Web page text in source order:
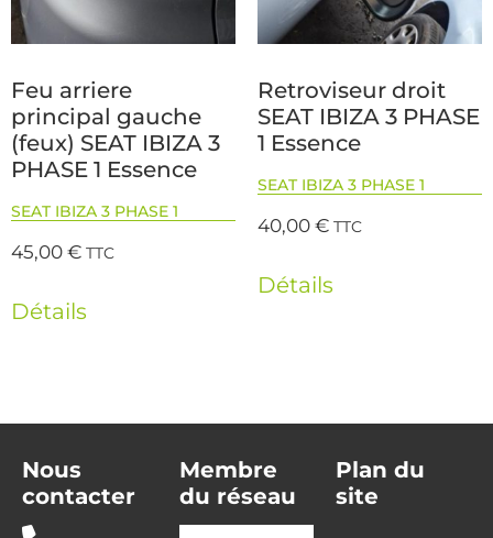
Feu arriere
principal gauche
(feux) SEAT IBIZA 3
PHASE 1 Essence
SEAT IBIZA 3 PHASE 1
45,00€ TTC
Détails
Retroviseur droit
SEAT IBIZA 3 PHASE
1 Essence
SEAT IBIZA 3 PHASE 1
40,00€ TTC
Détails
Nous
contacter
Membre
du réseau
Plan du
site